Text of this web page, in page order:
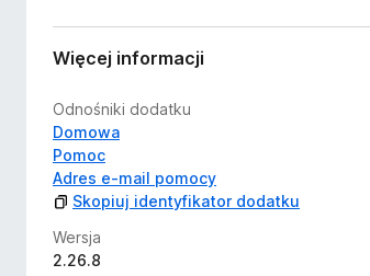
Więcej informacji
Odnośniki dodatku
Domowa
Pomoc
Adres e-mail pomocy
Skopiuj identyfikator dodatku
Wersja
2.26.8